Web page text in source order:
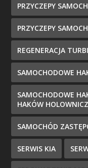
PRZYCZEPY
PRZYCZEPY
REGENERACJA
SAMOCHODOWE
SAMOCHODOWE
HAKÓW
SAMOCHÓD
SERWIS KIA